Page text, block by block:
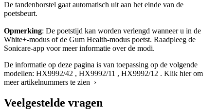
De tandenborstel gaat automatisch uit aan het einde van de
poetsbeurt.
Opmerking: De poetstijd kan worden verlengd wanneer u in de
White+-modus of de Gum Health-modus poetst. Raadpleeg de
Sonicare-app voor meer informatie over de modi.
De informatie op deze pagina is van toepassing op de volgende
modellen: HX9992/42 , HX9992/11 , HX9992/12 . Klik hier om
meer artikelnummers te zien ›
Veelgestelde vragen